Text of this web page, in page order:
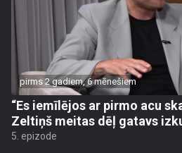
pirms 2 gadiem, 6 mēnešiem
“Es iemīlējos ar pirmo acu
Zeltiņš meitas dēļ gatavs
5. epizode